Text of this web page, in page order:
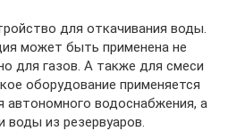
для откачивания воды.
может быть применена не
для газов. А также для смеси
оборудование применяется
автономного водоснабжения, а
воды из резервуаров.